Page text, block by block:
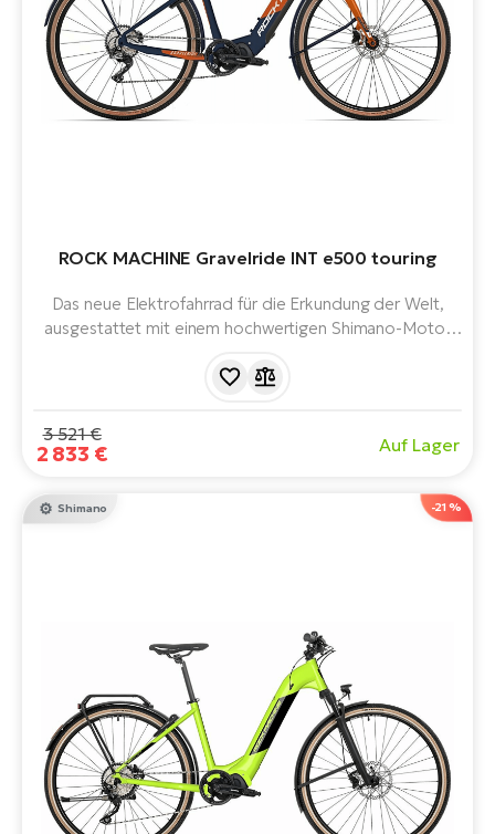
ROCK MACHINE Gravelride INT e500 touring
Das neue Elektrofahrrad für die Erkundung der Welt,
ausgestattet mit einem hochwertigen Shimano-Motor
Komponenten wie dem Shimano GRX Kit müssen Sie
Trail und Komfort für ganztägige Fahrten auf Asphalt.
3 521 €
2 833 € Auf Lager
-21 %
Shimano